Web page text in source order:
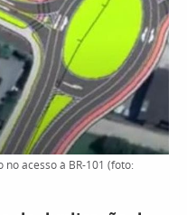
acesso à BR-101 (foto: